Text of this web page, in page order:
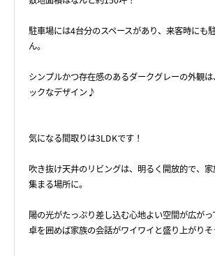
駐車場には4台分のスペースがあり、来客時にも
ん。
シンプルかつ存在感のあるダークグレーの外観
ックなデザイン♪
気になる間取りは3LDKです！
吹き抜け天井のリビングは、明るく開放的で、
集まる場所に。
陽の光がたっぷり差し込む心地よい空間が広が
卓を囲めば家族の会話がワイワイと盛り上がり